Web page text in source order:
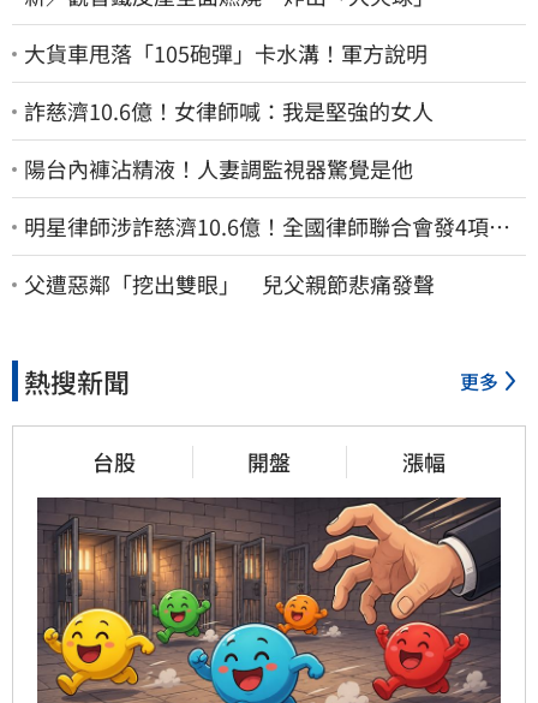
大貨車甩落「105砲彈」卡水溝！軍方說明
詐慈濟10.6億！女律師喊：我是堅強的女人
陽台內褲沾精液！人妻調監視器驚覺是他
明星律師涉詐慈濟10.6億！全國律師聯合會發4項聲
明 予以最嚴厲譴責
父遭惡鄰「挖出雙眼」 兒父親節悲痛發聲
熱搜新聞 更多
台股 開盤 漲幅